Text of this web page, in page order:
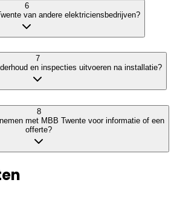
6
van andere elektriciensbedrijven?
7
en inspecties uitvoeren na installatie?
8
met MBB Twente voor informatie of een
offerte?